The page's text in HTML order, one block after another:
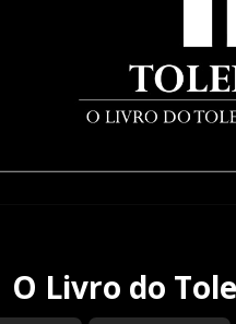
O Livro do